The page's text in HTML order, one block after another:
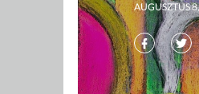
AUGUSZTUS